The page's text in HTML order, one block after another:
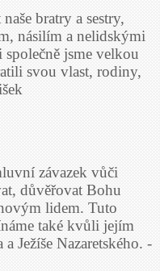
bratry a sestry,
násilím a nelidskými
jsme velkou
svou vlast, rodiny,
závazek vůči
důvěřovat Bohu
lidem. Tuto
také kvůli jejím
Ježíše Nazaretského. -